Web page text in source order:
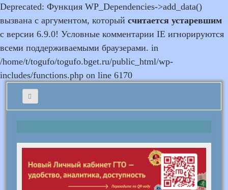
Deprecated: Функция WP_Dependencies->add_data()
вызвана с аргументом, который считается устаревшим
с версии 6.9.0! Условные комментарии IE игнорируются
всеми поддерживаемыми браузерами. in
/home/t/togufo/togufo.bget.ru/public_html/wp-
includes/functions.php on line 6170